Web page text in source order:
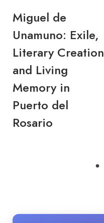
Miguel de
Unamuno: Exile,
Literary Creation
and Living
Memory in
Puerto del
Rosario